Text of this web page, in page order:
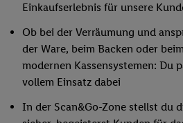
Einkaufserlebnis für unsere
Ob bei der Verräumung und
der Ware, beim Backen oder
modernen Kassensystemen: Du
vollem Einsatz dabei
In der Scan&Go-Zone stellst du